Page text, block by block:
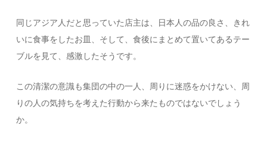
同じアジア人だと思っていた店主は、日本人の品の良さ、きれ
いに食事をしたお皿、そして、食後にまとめて置いてあるテー
ブルを見て、感激したそうです。
この清潔の意識も集団の中の一人、周りに迷惑をかけない、周
りの人の気持ちを考えた行動から来たものではないでしょう
か。